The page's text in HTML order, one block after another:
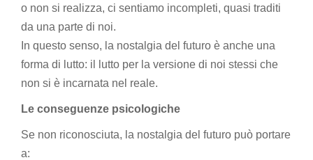
o non si realizza, ci sentiamo incompleti, quasi traditi
da una parte di noi.
In questo senso, la nostalgia del futuro è anche una
forma di lutto: il lutto per la versione di noi stessi che
non si è incarnata nel reale.
Le conseguenze psicologiche
Se non riconosciuta, la nostalgia del futuro può portare
a: